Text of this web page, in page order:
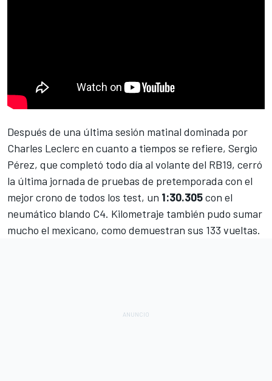
Después de una última sesión matinal dominada por
Charles Leclerc en cuanto a tiempos se refiere, Sergio
Pérez, que completó todo día al volante del RB19, cerró
la última jornada de pruebas de pretemporada con el
mejor crono de todos los test, un 1:30.305con el
neumático blando C4. Kilometraje también pudo sumar
mucho el mexicano, como demuestran sus 133 vueltas.